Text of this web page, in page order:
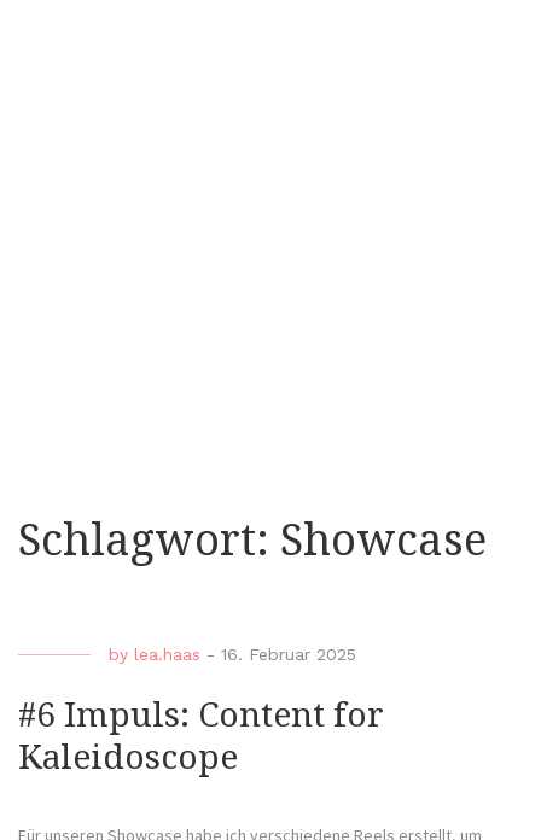
Schlagwort: Showcase
by lea.haas - 16. Februar 2025
#6 Impuls: Content for
Kaleidoscope
Für unseren Showcase habe ich verschiedene Reels erstellt, um